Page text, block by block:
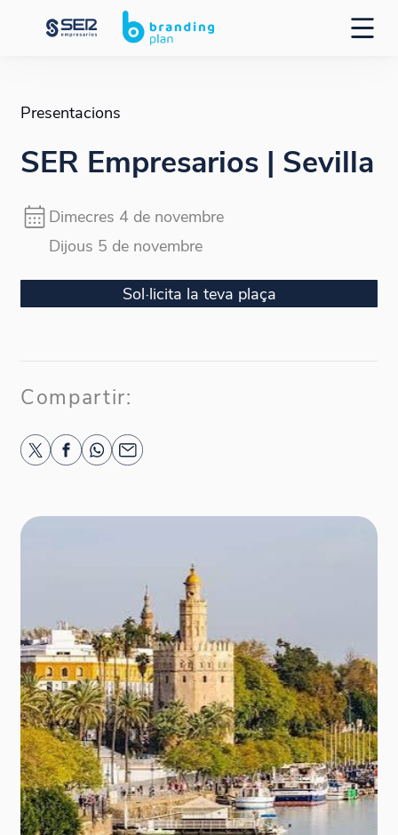
Presentacions
SER Empresarios | Sevilla
Dimecres 4 de novembre
Dijous 5 de novembre
Sol·licita la teva plaça
Compartir: